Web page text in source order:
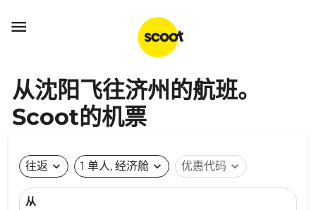

从沈阳飞往济州的航班。
Scoot的机票
往返 expand_more 1 单人, 经济舱 expand_more 优惠代码 expand_more
从